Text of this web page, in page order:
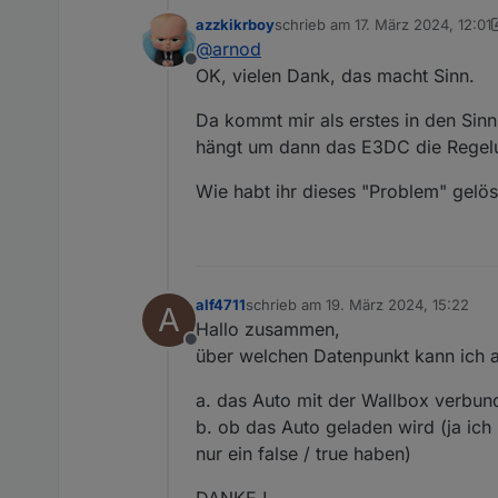
Das Problem ist einfach das
geladen.
von Charge Control
Das bedeutet, dass zwei
Das war auch der Grund,
möglich war.
Offline
azzkikrboyschrieb am 17. März 2024, 12:01
zuletzt editiert von azzkikrboy
@arnod
OK, vielen Dank, das macht Sinn.
Da kommt mir als erstes in den
hängt um dann das E3DC die
Wie habt ihr dieses "Problem"
A
Offline
alf4711schrieb am 19. März 2024, 15:22
zuletzt editiert von
Hallo zusammen,
über welchen Datenpunkt kann ich
a. das Auto mit der Wallbox
b. ob das Auto geladen wird (ja
nur ein false / true haben)